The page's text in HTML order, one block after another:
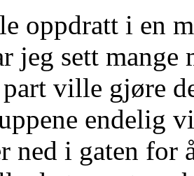
oppdratt i en
jeg sett
ville gjøre
endelig
ned i gaten for